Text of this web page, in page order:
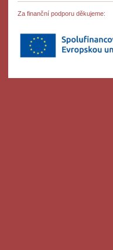
Za finanční podporu děkujeme: